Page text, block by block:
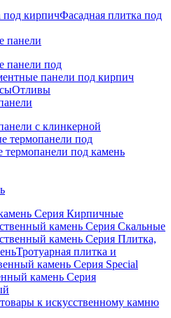
под кирпичФасадная плитка под
панели
панели под
панели под кирпич
Отливы
с клинкерной
термопанели под
термопанели под камень
Серия Кирпичные
камень Серия Скальные
камень Серия Плитка,
Тротуарная плитка и
камень Серия Special
камень Серия
к искусственному камню